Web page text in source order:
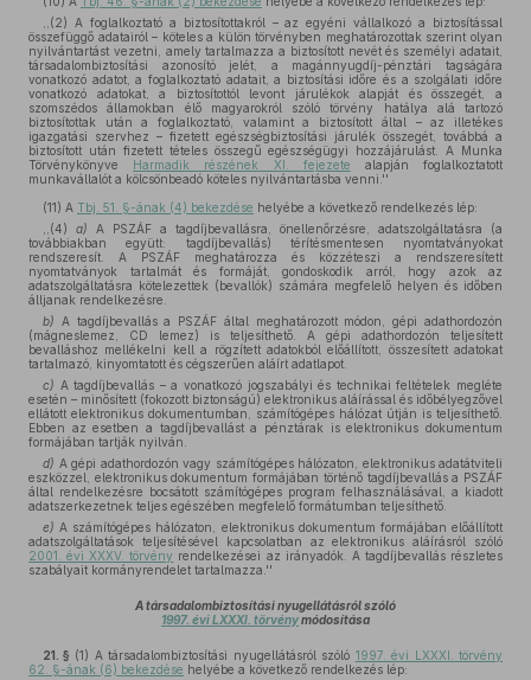
,,(2) A foglalkoztató a biztosítottakról – az egyéni vállalkozó a biztosítással
összefüggő adatairól – köteles a külön törvényben meghatározottak szerint olyan
nyilvántartást vezetni, amely tartalmazza a biztosított nevét és személyi adatait,
társadalombiztosítási azonosító jelét, a magánnyugdíj-pénztári tagságára
vonatkozó adatot, a foglalkoztató adatait, a biztosítási időre és a szolgálati időre
vonatkozó adatokat, a biztosítottól levont járulékok alapját és összegét, a
szomszédos államokban élő magyarokról szóló törvény hatálya alá tartozó
biztosítottak után a foglalkoztató, valamint a biztosított által – az illetékes
igazgatási szervhez – fizetett egészségbiztosítási járulék összegét, továbbá a
biztosított után fizetett tételes összegű egészségügyi hozzájárulást. A Munka
Törvénykönyve Harmadik részének XI. fejezete alapján foglalkoztatott
munkavállalót a kölcsönbeadó köteles nyilvántartásba venni.''
(11) A Tbj. 51. §-ának (4) bekezdése helyébe a következő rendelkezés lép:
,,(4) a) A PSZÁF a tagdíjbevallásra, önellenőrzésre, adatszolgáltatásra (a
továbbiakban együtt: tagdíjbevallás) térítésmentesen nyomtatványokat
rendszeresít. A PSZÁF meghatározza és közzéteszi a rendszeresített
nyomtatványok tartalmát és formáját, gondoskodik arról, hogy azok az
adatszolgáltatásra kötelezettek (bevallók) számára megfelelő helyen és időben
álljanak rendelkezésre.
b) A tagdíjbevallás a PSZÁF által meghatározott módon, gépi adathordozón
(mágneslemez, CD lemez) is teljesíthető. A gépi adathordozón teljesített
bevalláshoz mellékelni kell a rögzített adatokból előállított, összesített adatokat
tartalmazó, kinyomtatott és cégszerűen aláírt adatlapot.
c) A tagdíjbevallás – a vonatkozó jogszabályi és technikai feltételek megléte
esetén – minősített (fokozott biztonságú) elektronikus aláírással és időbélyegzővel
ellátott elektronikus dokumentumban, számítógépes hálózat útján is teljesíthető.
Ebben az esetben a tagdíjbevallást a pénztárak is elektronikus dokumentum
formájában tartják nyilván.
d) A gépi adathordozón vagy számítógépes hálózaton, elektronikus adatátviteli
eszközzel, elektronikus dokumentum formájában történő tagdíjbevallás a PSZÁF
által rendelkezésre bocsátott számítógépes program felhasználásával, a kiadott
adatszerkezetnek teljes egészében megfelelő formátumban teljesíthető.
e) A számítógépes hálózaton, elektronikus dokumentum formájában előállított
adatszolgáltatások teljesítésével kapcsolatban az elektronikus aláírásról szóló
2001. évi XXXV. törvény rendelkezései az irányadók. A tagdíjbevallás részletes
szabályait kormányrendelet tartalmazza.''
A társadalombiztosítási nyugellátásról szóló
1997. évi LXXXI. törvénymódosítása
21. § (1) A társadalombiztosítási nyugellátásról szóló 1997. évi LXXXI. törvény
62. §-ának (6) bekezdése helyébe a következő rendelkezés lép: